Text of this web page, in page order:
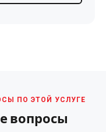
ПО ЭТОЙ УСЛУГЕ
вопросы